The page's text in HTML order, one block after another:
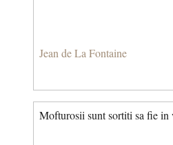
Jean de La Fontaine
Mofturosii sunt sortiti sa fie in